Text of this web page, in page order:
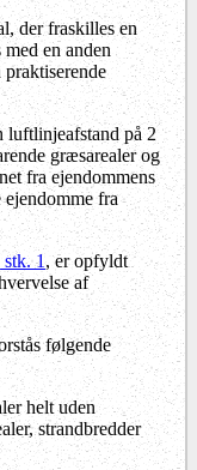
der fraskilles en
en anden
luftlinjeafstand på 2
græsarealer og
fra ejendommens
fra
1 , er opfyldt
af
følgende
helt uden
strandbredder